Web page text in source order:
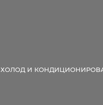
ХОЛОД И